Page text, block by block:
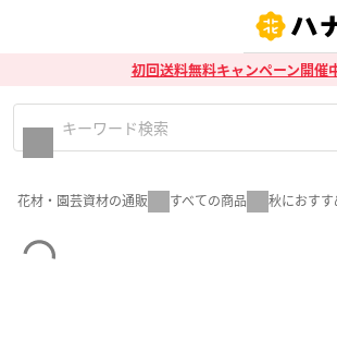
初回送料無料キャンペーン開催
花材・園芸資材の通販 すべての商品 秋におすす